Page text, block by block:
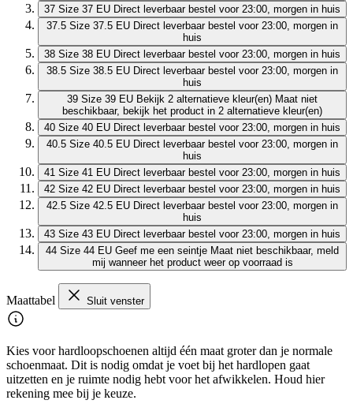
37 Size 37 EU Direct leverbaar bestel voor 23:00, morgen in huis
37.5 Size 37.5 EU Direct leverbaar bestel voor 23:00, morgen in
huis
38 Size 38 EU Direct leverbaar bestel voor 23:00, morgen in huis
38.5 Size 38.5 EU Direct leverbaar bestel voor 23:00, morgen in
huis
39 Size 39 EU Bekijk 2 alternatieve kleur(en) Maat niet
beschikbaar, bekijk het product in 2 alternatieve kleur(en)
40 Size 40 EU Direct leverbaar bestel voor 23:00, morgen in huis
40.5 Size 40.5 EU Direct leverbaar bestel voor 23:00, morgen in
huis
41 Size 41 EU Direct leverbaar bestel voor 23:00, morgen in huis
42 Size 42 EU Direct leverbaar bestel voor 23:00, morgen in huis
42.5 Size 42.5 EU Direct leverbaar bestel voor 23:00, morgen in
huis
43 Size 43 EU Direct leverbaar bestel voor 23:00, morgen in huis
44 Size 44 EU Geef me een seintje Maat niet beschikbaar, meld
mij wanneer het product weer op voorraad is
Maattabel Sluit venster
Kies voor hardloopschoenen altijd één maat groter dan je normale
schoenmaat. Dit is nodig omdat je voet bij het hardlopen gaat
uitzetten en je ruimte nodig hebt voor het afwikkelen. Houd hier
rekening mee bij je keuze.